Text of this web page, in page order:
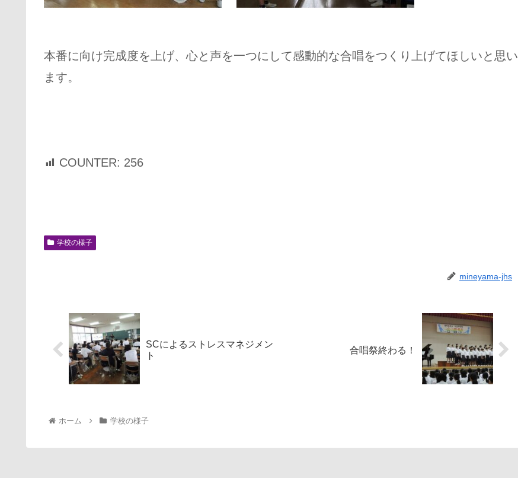
本番に向け完成度を上げ、心と声を一つにして感動的な合唱をつくり上げてほしいと思い
ます。
COUNTER: 256
学校の様子
mineyama-jhs
SCによるストレスマネジメン
ト
合唱祭終わる！
ホーム 学校の様子